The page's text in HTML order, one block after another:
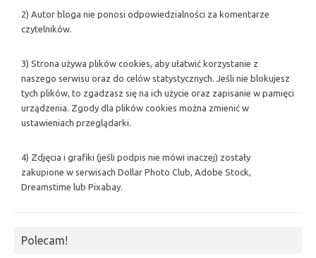
2) Autor bloga nie ponosi odpowiedzialności za komentarze
czytelników.
3) Strona używa plików cookies, aby ułatwić korzystanie z
naszego serwisu oraz do celów statystycznych. Jeśli nie blokujesz
tych plików, to zgadzasz się na ich użycie oraz zapisanie w pamięci
urządzenia. Zgody dla plików cookies można zmienić w
ustawieniach przeglądarki.
4) Zdjęcia i grafiki (jeśli podpis nie mówi inaczej) zostały
zakupione w serwisach Dollar Photo Club, Adobe Stock,
Dreamstime lub Pixabay.
Polecam!